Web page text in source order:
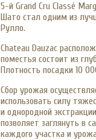
5-й Grand Cru Classé
Шато стал одним из
Рулло.
Chateau Dauzac
поместья состоит из
Плотность посадки 10
Сбор урожая
использовать силу
и однородной
позволяет заглянуть в
каждого участка и